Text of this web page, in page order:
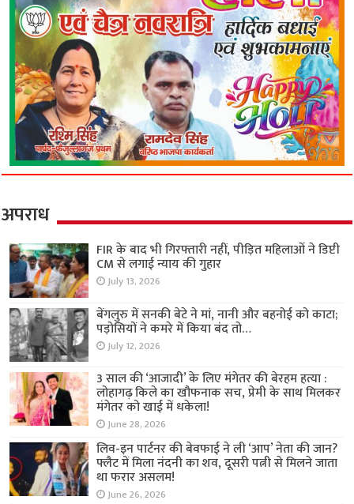
अपराध
FIR के बाद भी गिरफ्तारी नहीं, पीड़ित महिलाओं ने डिप्टी
CM से लगाई न्याय की गुहार
July 13, 2026
बेंगलुरु में सनकी बेटे ने मां, नानी और बहनोई को काटा;
पड़ोसियों ने कमरे में किया बंद तो…
July 12, 2026
3 साल की ‘आजादी’ के लिए मंगेतर की बेरहम हत्या :
लोहागढ़ किले का खौफनाक सच, प्रेमी के साथ मिलकर
मंगेतर को खाई में धकेला!
June 28, 2026
लिव-इन पार्टनर की बेवफाई ने ली ‘आप’ नेता की जान?
फ्लैट में मिला नंदनी का शव, दूसरी पत्नी से मिलने जाता
था फरार असलम!
June 26, 2026